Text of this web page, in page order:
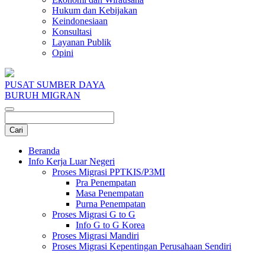
Hukum dan Kebijakan
Keindonesiaan
Konsultasi
Layanan Publik
Opini
PUSAT SUMBER DAYA
BURUH MIGRAN
Beranda
Info Kerja Luar Negeri
Proses Migrasi PPTKIS/P3MI
Pra Penempatan
Masa Penempatan
Purna Penempatan
Proses Migrasi G to G
Info G to G Korea
Proses Migrasi Mandiri
Proses Migrasi Kepentingan Perusahaan Sendiri